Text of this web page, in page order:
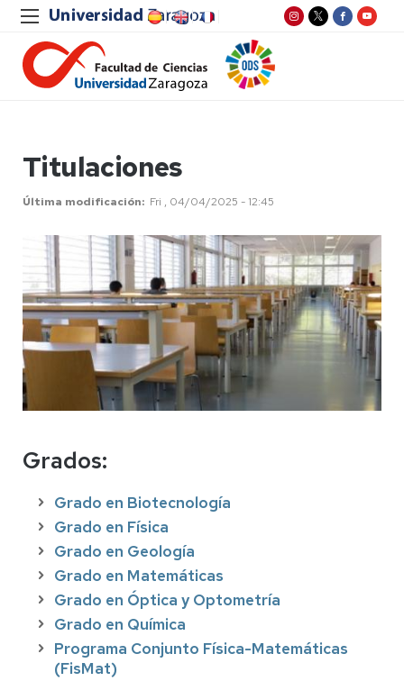
Titulaciones
Última modificación Fri , 04/04/2025 - 12:45
Grados:
Grado en Biotecnología
Grado en Física
Grado en Geología
Grado en Matemáticas
Grado en Óptica y Optometría
Grado en Química
Programa Conjunto Física-Matemáticas
(FisMat)